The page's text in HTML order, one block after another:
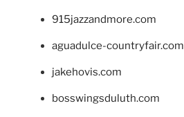
915jazzandmore.com
aguadulce-countryfair.com
jakehovis.com
bosswingsduluth.com